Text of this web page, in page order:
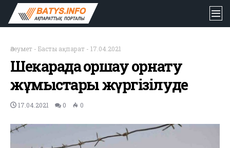
Әлеумет - Басты ақпарат - 17.04.2021
Шекарада қоршау орнату
жұмыстары жүргізілуде
17.04.2021 0 0